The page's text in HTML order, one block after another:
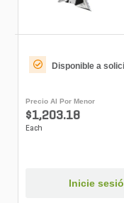
Disponible a
Precio Al Por Menor
$1,203.18
Each
Inicie